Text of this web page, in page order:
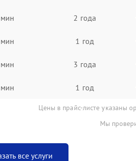
2 года
1 год
3 года
1 год
Цены в прайс-листе указаны
Мы
все услуги